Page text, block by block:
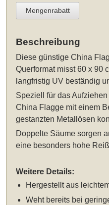
Mengenrabatt
Beschreibung
Diesegünstige China
Querformat misst 60 x 90
langfristig UV beständig
Speziell für das
China Flagge mit einem
gestanzten Metallösen
Doppelte Säume sorgen
eine besonders hohe
Weitere Details:
Hergestellt aus
Weht bereits bei